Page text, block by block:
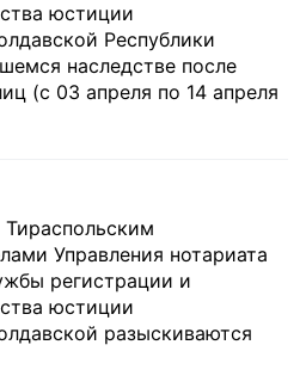
юстиции
Республики
наследстве после
(с 03 апреля по 14 апреля
Управления нотариата
регистрации и
юстиции
разыскиваются